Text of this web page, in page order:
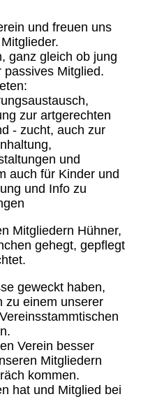
und freuen uns
ganz gleich ob jung
Mitglied.
zur artgerechten
- zucht, auch zur
und
auch für Kinder und
und Info zu
Mitgliedern Hühner,
gehegt, gepflegt
geweckt haben,
zu einem unserer
Verein besser
Mitgliedern
kommen.
hat und Mitglied bei